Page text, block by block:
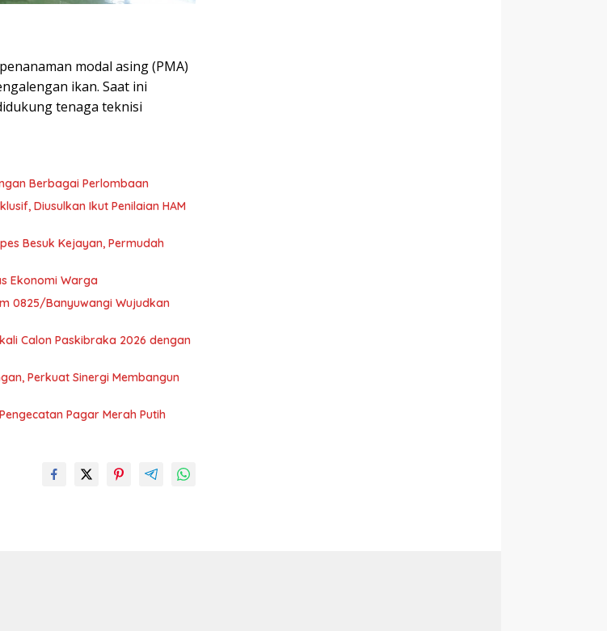
modal asing (PMA)
ikan. Saat ini
tenaga teknisi
Berbagai Perlombaan
Diusulkan Ikut Penilaian HAM
Besuk Kejayan, Permudah
Ekonomi Warga
0825/Banyuwangi Wujudkan
Calon Paskibraka 2026 dengan
Perkuat Sinergi Membangun
Pagar Merah Putih